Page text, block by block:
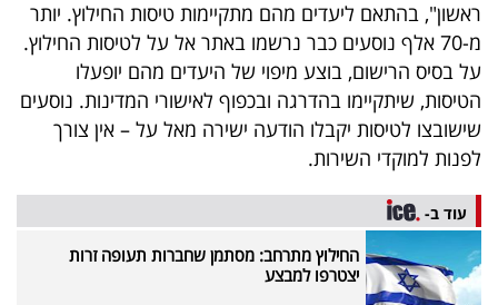
מייל
אדום
פרסמו
באייס
ראשון", בהתאם ליעדים מהם מתקיימות טיסות החילוץ. יותר
מ-70 אלף נוסעים כבר נרשמו באתר אל על לטיסות החילוץ.
על בסיס הרישום, בוצע מיפוי של היעדים מהם יופעלו
הטיסות, שיתקיימו בהדרגה ובכפוף לאישורי המדינות. נוסעים
שישובצו לטיסות יקבלו הודעה ישירה מאל על – אין צורך
לפנות למוקדי השירות.
עוד ב-
החילוץ מתרחב: מסתמן שחברות תעופה זרות
יצטרפו למבצע